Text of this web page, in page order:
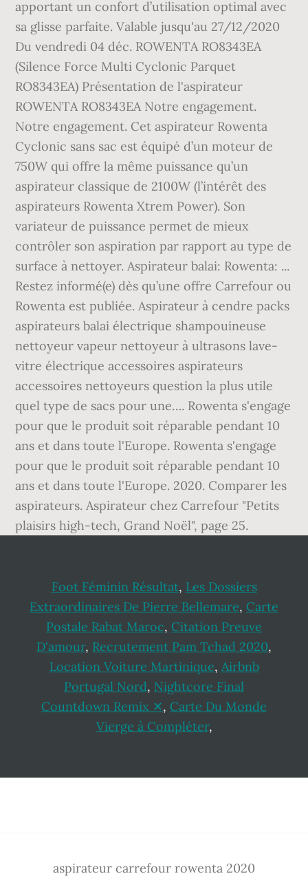
apportant un confort d’utilisation optimal avec
sa glisse parfaite. Valable jusqu'au 27/12/2020
Du vendredi 04 déc. ROWENTA RO8343EA
(Silence Force Multi Cyclonic Parquet
RO8343EA) Présentation de l'aspirateur
ROWENTA RO8343EA Notre engagement.
Notre engagement. Cet aspirateur Rowenta
Cyclonic sans sac est équipé d’un moteur de
750W qui offre la même puissance qu’un
aspirateur classique de 2100W (l’intérêt des
aspirateurs Rowenta Xtrem Power). Son
variateur de puissance permet de mieux
contrôler son aspiration par rapport au type de
surface à nettoyer. Aspirateur balai: Rowenta: ...
Restez informé(e) dès qu’une offre Carrefour ou
Rowenta est publiée. Aspirateur à cendre packs
aspirateurs balai électrique shampouineuse
nettoyeur vapeur nettoyeur à ultrasons lave-
vitre électrique accessoires aspirateurs
accessoires nettoyeurs question la plus utile
quel type de sacs pour une…. Rowenta s'engage
pour que le produit soit réparable pendant 10
ans et dans toute l'Europe. Rowenta s'engage
pour que le produit soit réparable pendant 10
ans et dans toute l'Europe. 2020. Comparer les
aspirateurs. Aspirateur chez Carrefour "Petits
plaisirs high-tech, Grand Noël", page 25.
Foot Féminin Résultat, Les Dossiers
Extraordinaires De Pierre Bellemare, Carte
Postale Rabat Maroc, Citation Preuve
D'amour, Recrutement Pam Tchad 2020,
Location Voiture Martinique, Airbnb
Portugal Nord, Nightcore Final
Countdown Remix ✕, Carte Du Monde
Vierge à Compléter,
aspirateur carrefour rowenta 2020